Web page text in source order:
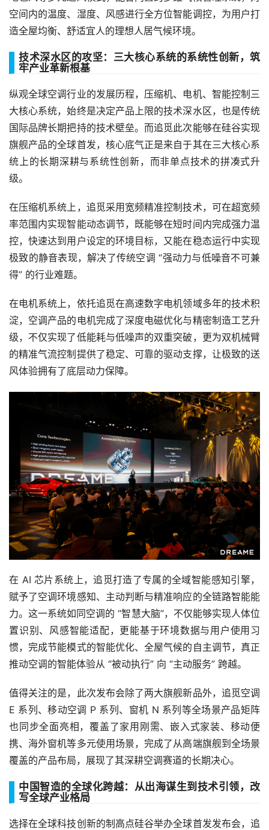
空间内的温度、湿度、风感进行全方位智能调控，为用户打
造全屋均衡、舒适宜人的理想人居气候环境。
技术深水区的攻坚：三大核心系统的系统性创新，筑
牢产业革新根基
纵观全球空调行业的发展历程，压缩机、电机、智能控制三
大核心系统，始终是决定产品上限的技术深水区，也是传统
国际品牌长期把持的技术壁垒。而追觅此次能够在硅谷实现
旗舰产品的全球首发，核心底气正是来自于其在三大核心系
统上的长期深耕与系统性创新，而非单点技术的拼凑式升
级。
在压缩机系统上，追觅采用宽频精准控制技术，可在超宽频
率范围内实现智能动态调节，既能够在短时间内完成强力温
控，快速达到用户设定的环境目标，又能在稳态运行中实现
极致的静音表现，解决了传统空调 “强动力与低噪音不可兼
得” 的行业难题。
在电机系统上，依托追觅在高速数字电机领域多年的技术积
淀，空调产品的电机完成了深度电磁优化与精密制造工艺升
级，不仅实现了低能耗与低噪声的双重突破，更为双机械臂
的精准气流控制提供了稳定、可靠的驱动支撑，让极致的送
风体验拥有了底层动力保障。
在 AI 芯片系统上，追觅打造了专属的全域智能感知引擎，
赋予了空调环境感知、主动判断与精准响应的全链路智能能
力。这一系统如同空调的 “智慧大脑”，不仅能够实现人体位
置识别、风感智能适配，更能基于环境数据与用户使用习
惯，完成节能模式的智能优化、全屋气候的自主调节，真正
推动空调的智能体验从 “被动执行” 向 “主动服务” 跨越。
值得关注的是，此次发布会除了两大旗舰新品外，追觅空调
E 系列、移动空调 P 系列、窗机 N 系列等全场景产品矩阵
也同步全面亮相，覆盖了家用刚需、嵌入式家装、移动便
携、海外窗机等多元使用场景，完成了从高端旗舰到全场景
覆盖的产品布局，展现了其深耕空调赛道的长期决心。
中国智造的全球化跨越：从出海谋生到技术引领，改
写全球产业格局
选择在全球科技创新的制高点硅谷举办全球首发发布会，追